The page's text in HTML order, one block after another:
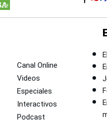
Canal Online
Videos
Especiales
Interactivos
Podcast